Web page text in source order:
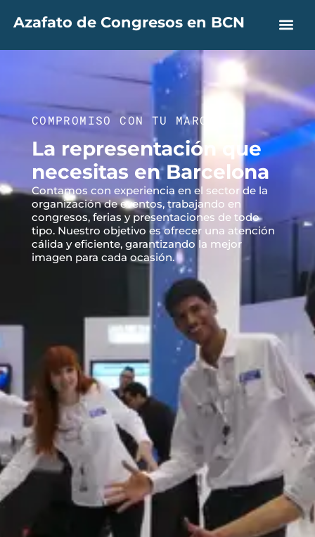
Azafato de Congresos en BCN
COMPROMISO CON TU MARCA
La representación que
necesitas en Barcelona
Contamos con experiencia en el sector de la
organización de eventos, trabajando en
congresos, ferias y presentaciones de todo
tipo. Nuestro objetivo es ofrecer una atención
cálida y eficiente, garantizando la mejor
imagen para cada ocasión.